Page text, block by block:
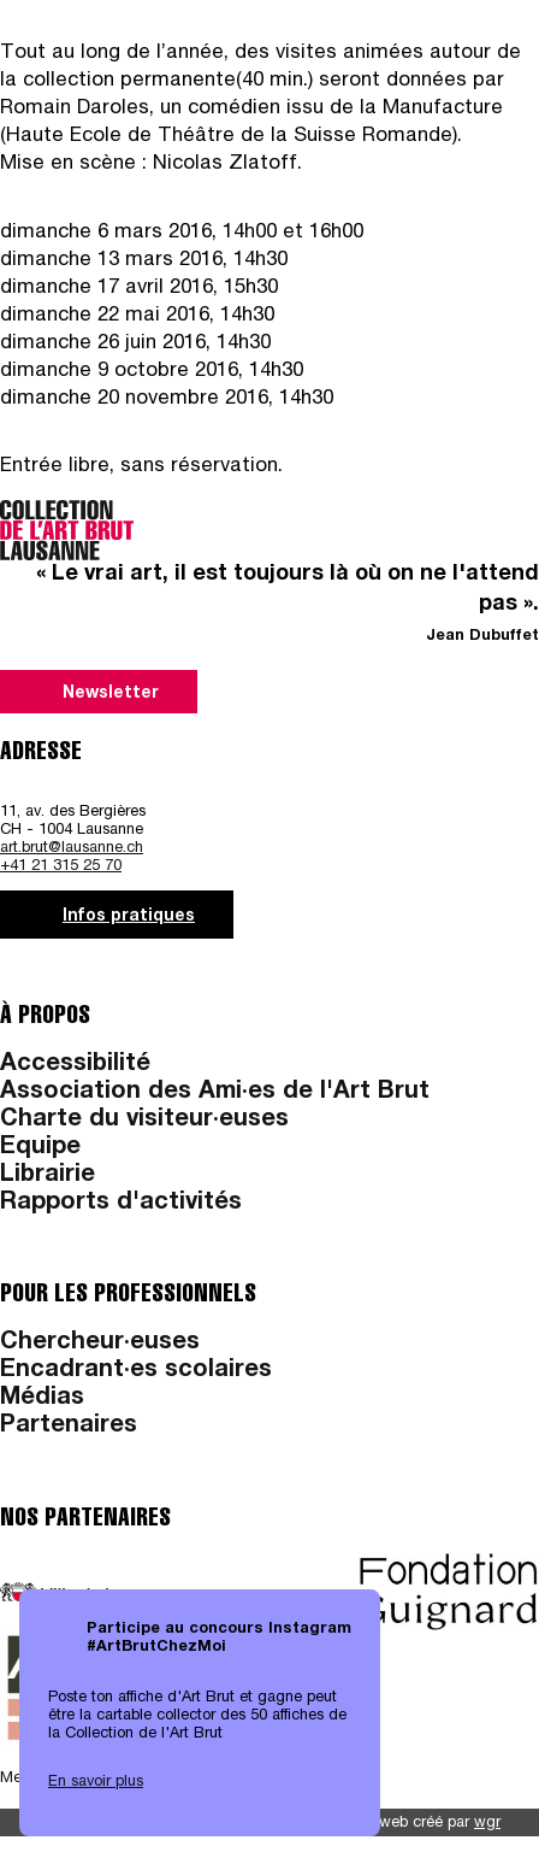
Participe au concours Instagram
#ArtBrutChezMoi
Poste ton affiche d'Art Brut et gagne peut
être la cartable collector des 50 affiches de
la Collection de l'Art Brut
En savoir plus
Tout au long de l’année, des visites animées autour de
la collection permanente(40 min.) seront données par
Romain Daroles, un comédien issu de la Manufacture
(Haute Ecole de Théâtre de la Suisse Romande).
Mise en scène : Nicolas Zlatoff.
dimanche 6 mars 2016, 14h00 et 16h00
dimanche 13 mars 2016, 14h30
dimanche 17 avril 2016, 15h30
dimanche 22 mai 2016, 14h30
dimanche 26 juin 2016, 14h30
dimanche 9 octobre 2016, 14h30
dimanche 20 novembre 2016, 14h30
Entrée libre, sans réservation.
« Le vrai art, il est toujours là où on ne l'attend
pas ».
Jean Dubuffet
Newsletter
ADRESSE
11, av. des Bergières
CH - 1004 Lausanne
art.brut@lausanne.ch
+41 21 315 25 70
Infos pratiques
À PROPOS
Accessibilité
Association des Ami·es de l'Art Brut
Charte du visiteur·euses
Equipe
Librairie
Rapports d'activités
POUR LES PROFESSIONNELS
Chercheur·euses
Encadrant·es scolaires
Médias
Partenaires
NOS PARTENAIRES
Mentions légales|Protection des données
Site web créé par wgr